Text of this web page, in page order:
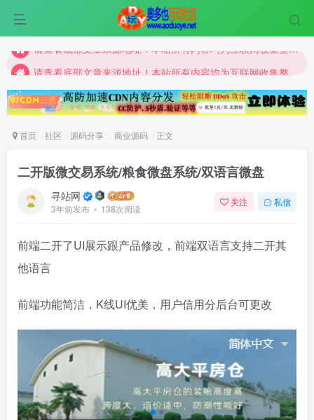
请查看底部文章来源地址！本站所有内容均为互联网收集整理和网友上传。仅限于学习研究，切勿用于商业用途。
请查看底部文章来源地址！本站所有内容均为互联网收集整理和网友上传。仅限于学习研究，切勿用于商业用途。
首页 社区 源码分享 商业源码 正文
二开版微交易系统/粮食微盘系统/双语言微盘
寻站网
3年前发布 138次阅读
关注 私信
前端二开了UI展示跟产品修改，前端双语言支持二开其
他语言
前端功能简洁，K线UI优美，用户信用分后台可更改